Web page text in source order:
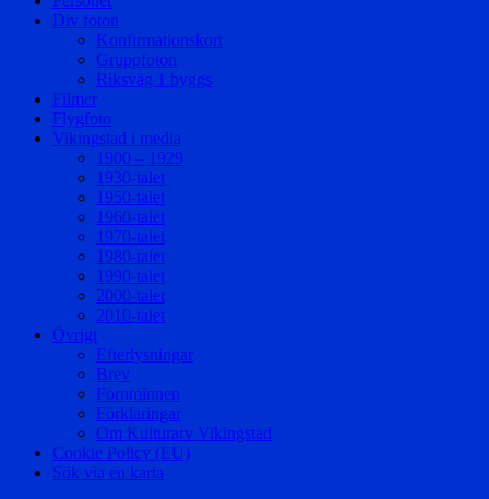
Div foton
Konfirmationskort
Gruppfoton
Riksväg 1 byggs
Filmer
Flygfoto
Vikingstad i media
1900 – 1929
1930-talet
1950-talet
1960-talet
1970-talet
1980-talet
1990-talet
2000-talet
2010-talet
Övrigt
Efterlysningar
Brev
Fornminnen
Förklaringar
Om Kulturarv Vikingstad
Cookie Policy (EU)
Sök via en karta